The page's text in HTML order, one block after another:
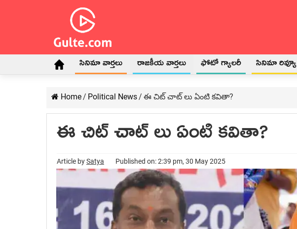
సినిమా వార్తలు రాజకీయ వార్తలు ఫోటో గ్యాలరీ సినిమా రివ్యూ
Home/ Political News/ ఈ చిట్ చాట్ లు ఏంటి కవితా?
ఈ చిట్ చాట్ లు ఏంటి కవితా?
Article bySatya Published on: 2:39 pm, 30 May 2025